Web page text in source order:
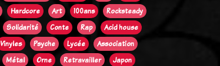
Hardcore Art 100ans
Rocksteady
Solidarité Conte Rap
Acid house
Vinyles Psyche Lycée
Association
Métal Orne Retravailler
Japon